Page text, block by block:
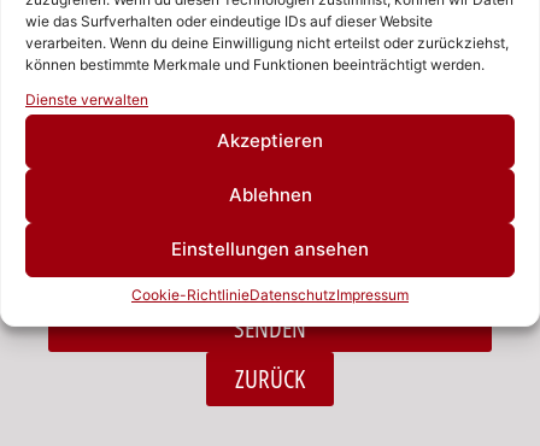
wie das Surfverhalten oder eindeutige IDs auf dieser Website
verarbeiten. Wenn du deine Einwilligung nicht erteilst oder zurückziehst,
können bestimmte Merkmale und Funktionen beeinträchtigt werden.
Dienste verwalten
Akzeptieren
Ablehnen
Einstellungen ansehen
Cookie-RichtlinieDatenschutzImpressum
Nachricht
Ich habe die Datenschutzerklärung zur Kenntnis
genommen.*
SENDEN
ZURÜCK
Rufen Sie uns an!